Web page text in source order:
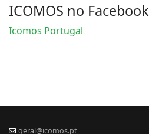
ICOMOS no Facebook
Icomos Portugal
geral@icomos.pt